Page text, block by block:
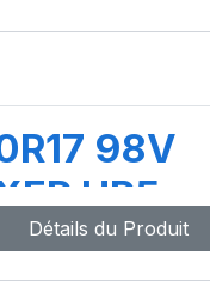
98V
HP5
Détails du Produit